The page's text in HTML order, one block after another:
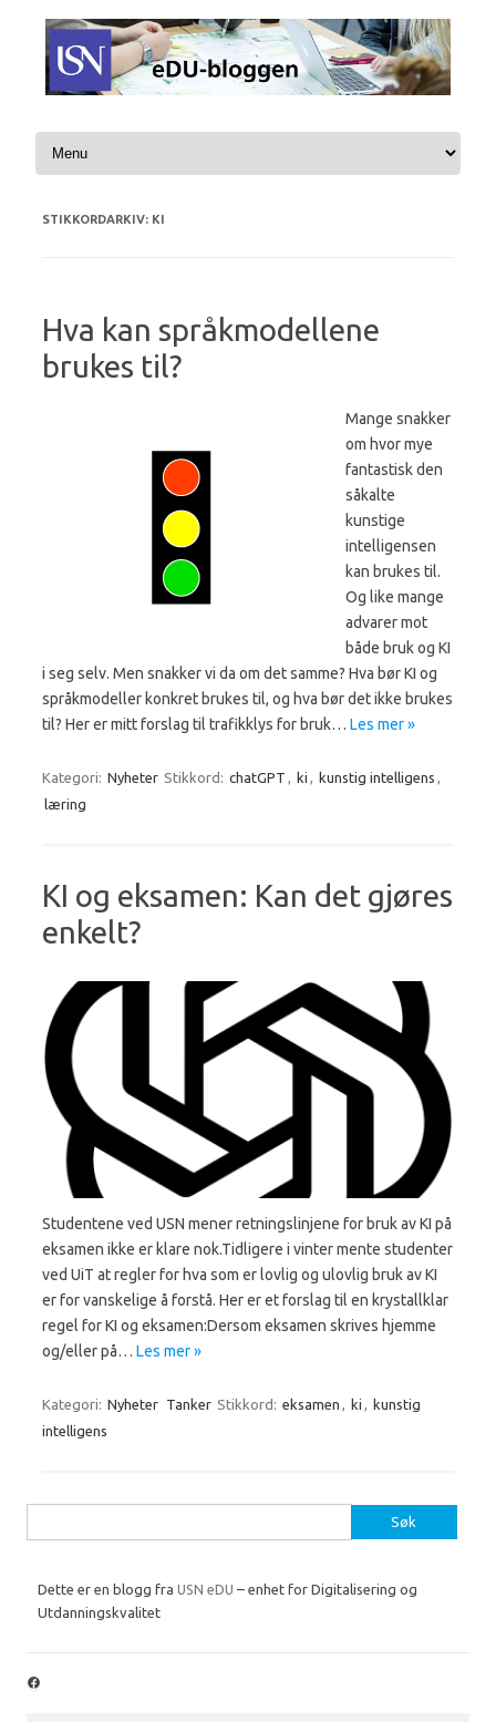
Hopp til innhold
STIKKORDARKIV: KI
Hva kan språkmodellene
brukes til?
Mange snakker
om hvor mye
fantastisk den
såkalte
kunstige
intelligensen
kan brukes til.
Og like mange
advarer mot
både bruk og KI
i seg selv. Men snakker vi da om det samme? Hva bør KI og
språkmodeller konkret brukes til, og hva bør det ikke brukes
til? Her er mitt forslag til trafikklys for bruk… Les mer »
Kategori: Nyheter Stikkord: chatGPT , ki , kunstig intelligens ,
læring
KI og eksamen: Kan det gjøres
enkelt?
Studentene ved USN mener retningslinjene for bruk av KI på
eksamen ikke er klare nok.Tidligere i vinter mente studenter
ved UiT at regler for hva som er lovlig og ulovlig bruk av KI
er for vanskelige å forstå. Her er et forslag til en krystallklar
regel for KI og eksamen:Dersom eksamen skrives hjemme
og/eller på… Les mer »
Kategori: Nyheter Tanker Stikkord: eksamen , ki , kunstig
intelligens
etter:
Dette er en blogg fra USN eDU – enhet for Digitalisering og
Utdanningskvalitet
Facebook